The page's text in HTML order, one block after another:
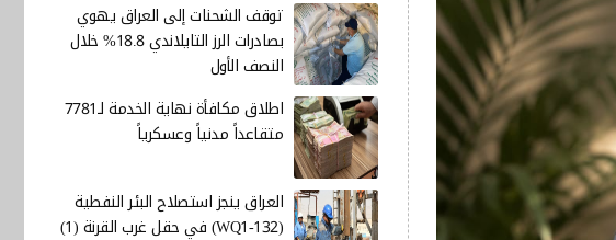
توقف الشحنات إلى العراق يهوي
بصادرات الرز التايلاندي 18.8% خلال
النصف الأول
اطلاق مكافأة نهاية الخدمة لـ7781
متقاعداً مدنياً وعسكرياً
العراق ينجز استصلاح البئر النفطية
(WQ1-132) في حقل غرب القرنة (1)